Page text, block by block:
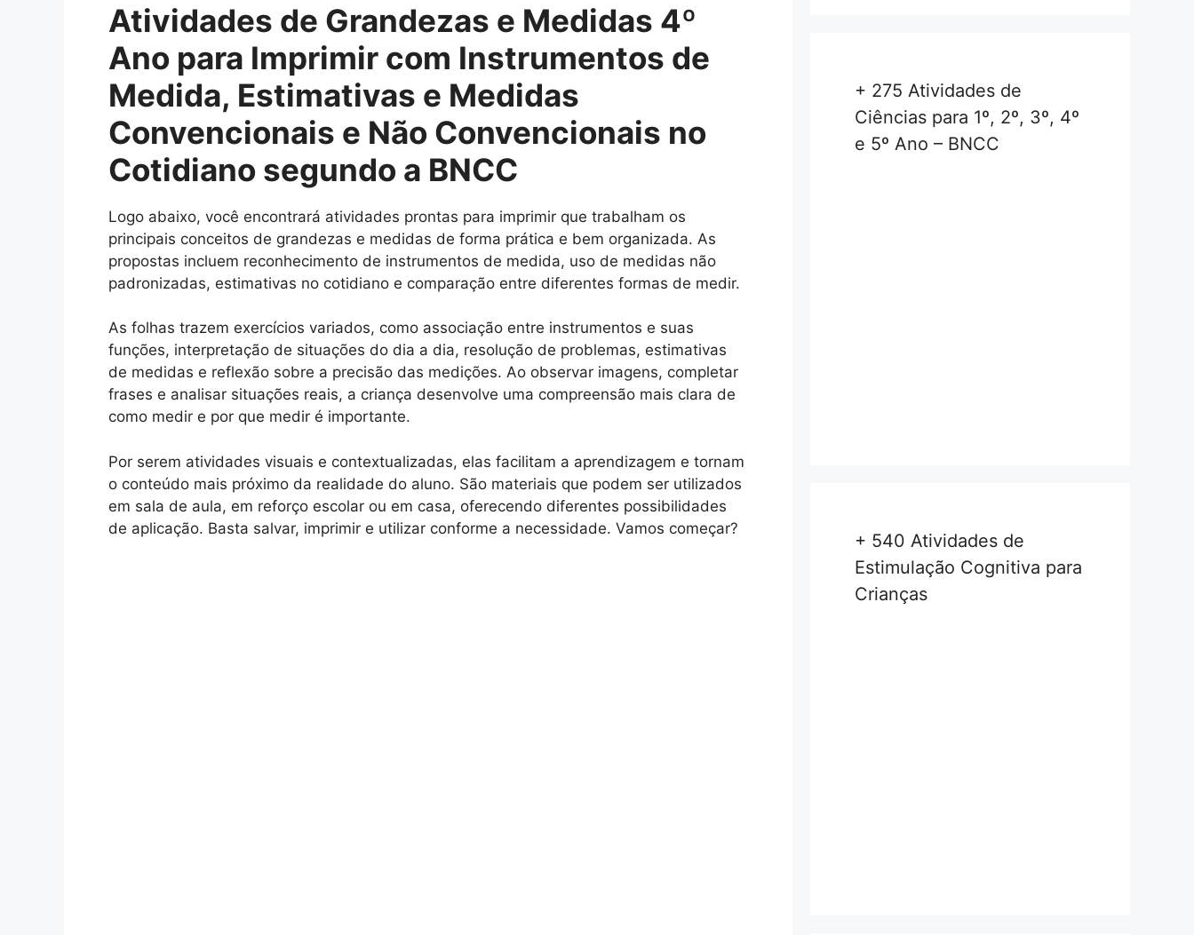
Atividades de Grandezas e Medidas 4º
Ano para Imprimir com Instrumentos de
Medida, Estimativas e Medidas
Convencionais e Não Convencionais no
Cotidiano segundo a BNCC
Logo abaixo, você encontrará atividades prontas para imprimir que trabalham os
principais conceitos de grandezas e medidas de forma prática e bem organizada. As
propostas incluem reconhecimento de instrumentos de medida, uso de medidas não
padronizadas, estimativas no cotidiano e comparação entre diferentes formas de medir.
As folhas trazem exercícios variados, como associação entre instrumentos e suas
funções, interpretação de situações do dia a dia, resolução de problemas, estimativas
de medidas e reflexão sobre a precisão das medições. Ao observar imagens, completar
frases e analisar situações reais, a criança desenvolve uma compreensão mais clara de
como medir e por que medir é importante.
Por serem atividades visuais e contextualizadas, elas facilitam a aprendizagem e tornam
o conteúdo mais próximo da realidade do aluno. São materiais que podem ser utilizados
em sala de aula, em reforço escolar ou em casa, oferecendo diferentes possibilidades
de aplicação. Basta salvar, imprimir e utilizar conforme a necessidade. Vamos começar?
+ 275 Atividades de
Ciências para 1º, 2º, 3º, 4º
e 5º Ano – BNCC
+ 540 Atividades de
Estimulação Cognitiva para
Crianças